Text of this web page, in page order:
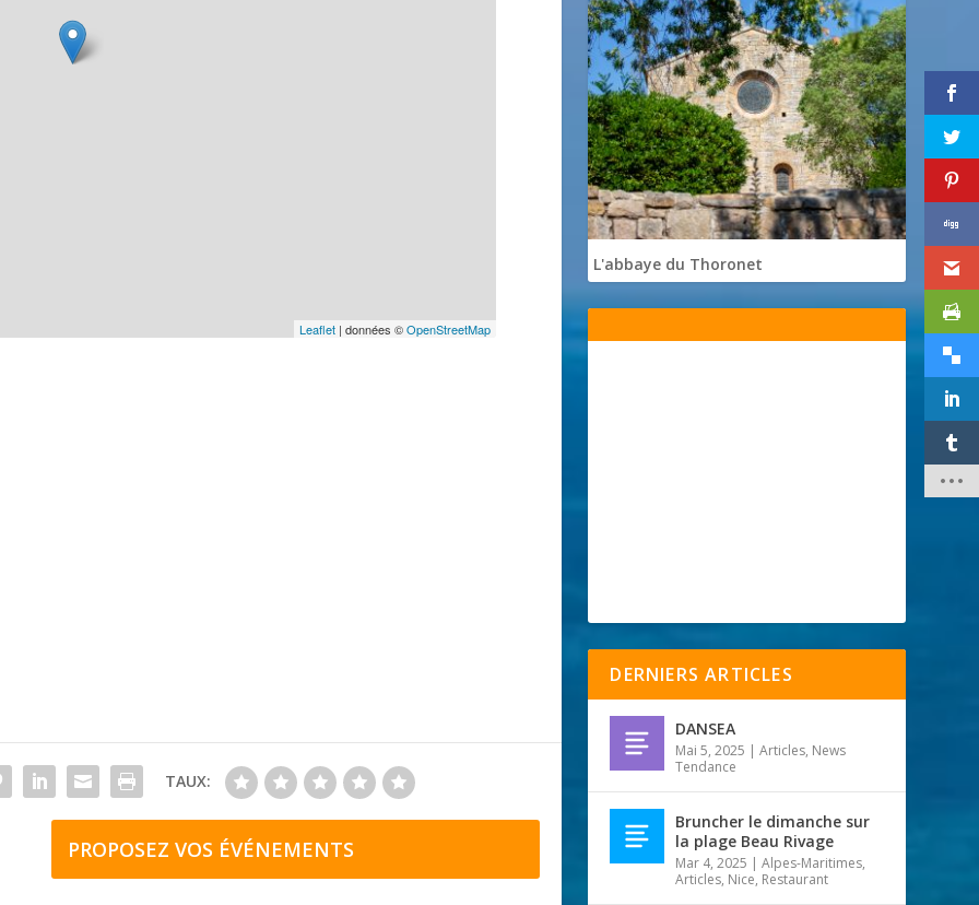
Leaflet | données ©OpenStreetMap
TAUX:
PROPOSEZ VOS ÉVÉNEMENTS
L'abbaye du Thoronet
DERNIERS ARTICLES
DANSEA
Mai 5, 2025 |Articles, News
Tendance
Bruncher le dimanche sur
la plage Beau Rivage
Mar 4, 2025 |Alpes-Maritimes,
Articles, Nice, Restaurant